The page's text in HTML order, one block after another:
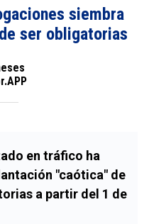
siembra
ser obligatorias
en tráfico ha
"caótica" de
a partir del 1 de